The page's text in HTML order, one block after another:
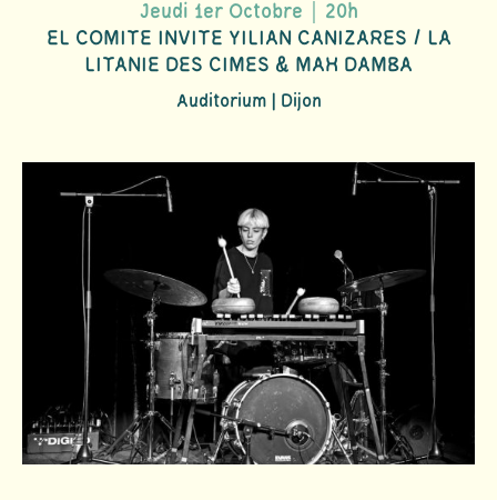
Jeudi 1er Octobre｜20h
EL COMITE INVITE YILIAN CANIZARES / LA
LITANIE DES CIMES & MAH DAMBA
Auditorium | Dijon